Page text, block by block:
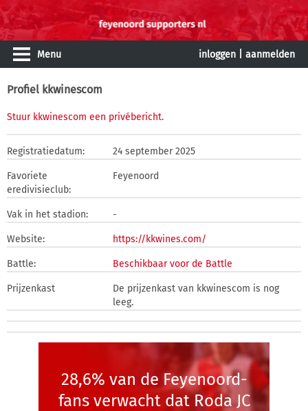
Menu inloggen aanmelden
Profiel kkwinescom
Stuur kkwinescom een privébericht.
Registratiedatum: 24 september 2025
Favoriete
eredivisieclub:
Feyenoord
Vak in het stadion: -
Website: https://kkwines.com/
Battle: Beschikbaar voor de Battle
Prijzenkast
De prijzenkast van kkwinescom is nog
leeg.
28,6% van de Feyenoord-
fans verwacht dat Roda JC